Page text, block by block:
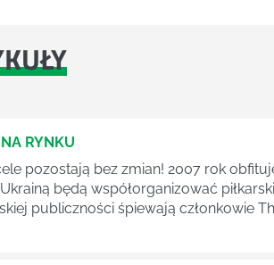
RYNKU
pozostają bez zmian! 2007 rok
będą współorganizować
publiczności śpiewają członkowie